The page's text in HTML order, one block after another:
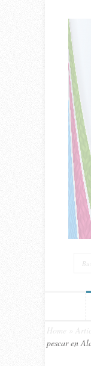
Home
pescar en